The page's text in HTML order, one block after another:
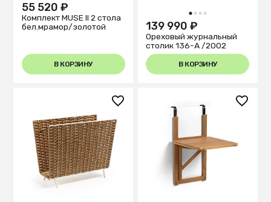
55 520 ₽
Комплект MUSE II 2 стола
бел.мрамор/золотой
В КОРЗИНУ
1 2 3 4
139 990 ₽
Ореховый журнальный
столик 136-A /2002
В КОРЗИНУ